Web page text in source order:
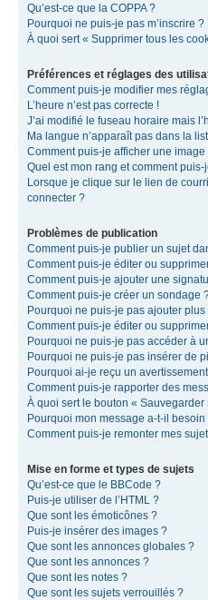
Qu’est-ce que la COPPA ?
Pourquoi ne puis-je pas m’inscrire ?
À quoi sert « Supprimer tous les
Préférences et réglages des
Comment puis-je modifier mes
L’heure n’est pas correcte !
J’ai modifié le fuseau horaire mais
Ma langue n’apparaît pas dans la
Comment puis-je afficher une
Quel est mon rang et comment
Lorsque je clique sur le lien de
connecter ?
Problèmes de publication
Comment puis-je publier un sujet
Comment puis-je éditer ou
Comment puis-je ajouter une
Comment puis-je créer un sondage
Pourquoi ne puis-je pas ajouter
Comment puis-je éditer ou
Pourquoi ne puis-je pas accéder à
Pourquoi ne puis-je pas insérer de
Pourquoi ai-je reçu un
Comment puis-je rapporter des
À quoi sert le bouton «
Pourquoi mon message a-t-il besoin
Comment puis-je remonter mes
Mise en forme et types de sujets
Qu’est-ce que le BBCode ?
Puis-je utiliser de l’HTML ?
Que sont les émoticônes ?
Puis-je insérer des images ?
Que sont les annonces globales ?
Que sont les annonces ?
Que sont les notes ?
Que sont les sujets verrouillés ?